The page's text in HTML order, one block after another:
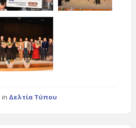
in Δελτία Τύπου